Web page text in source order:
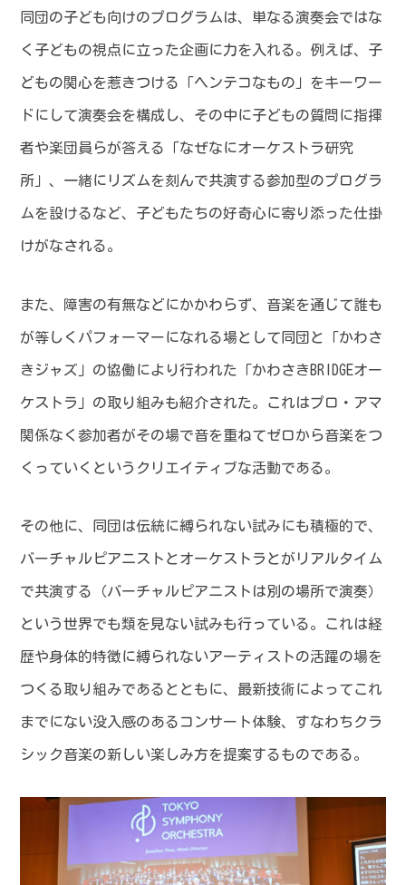
同団の子ども向けのプログラムは、単なる演奏会ではな
く子どもの視点に立った企画に力を入れる。例えば、子
どもの関心を惹きつける「ヘンテコなもの」をキーワー
ドにして演奏会を構成し、その中に子どもの質問に指揮
者や楽団員らが答える「なぜなにオーケストラ研究
所」、一緒にリズムを刻んで共演する参加型のプログラ
ムを設けるなど、子どもたちの好奇心に寄り添った仕掛
けがなされる。
また、障害の有無などにかかわらず、音楽を通じて誰も
が等しくパフォーマーになれる場として同団と「かわさ
きジャズ」の協働により行われた「かわさきBRIDGEオー
ケストラ」の取り組みも紹介された。これはプロ・アマ
関係なく参加者がその場で音を重ねてゼロから音楽をつ
くっていくというクリエイティブな活動である。
その他に、同団は伝統に縛られない試みにも積極的で、
バーチャルピアニストとオーケストラとがリアルタイム
で共演する（バーチャルピアニストは別の場所で演奏）
という世界でも類を見ない試みも行っている。これは経
歴や身体的特徴に縛られないアーティストの活躍の場を
つくる取り組みであるとともに、最新技術によってこれ
までにない没入感のあるコンサート体験、すなわちクラ
シック音楽の新しい楽しみ方を提案するものである。